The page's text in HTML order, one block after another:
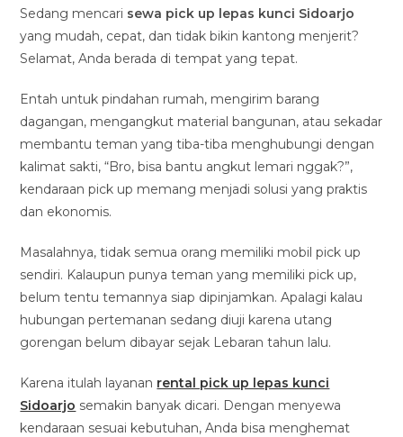
Sedang mencari sewa pick up lepas kunci Sidoarjo
yang mudah, cepat, dan tidak bikin kantong menjerit?
Selamat, Anda berada di tempat yang tepat.
Entah untuk pindahan rumah, mengirim barang
dagangan, mengangkut material bangunan, atau sekadar
membantu teman yang tiba-tiba menghubungi dengan
kalimat sakti, “Bro, bisa bantu angkut lemari nggak?”,
kendaraan pick up memang menjadi solusi yang praktis
dan ekonomis.
Masalahnya, tidak semua orang memiliki mobil pick up
sendiri. Kalaupun punya teman yang memiliki pick up,
belum tentu temannya siap dipinjamkan. Apalagi kalau
hubungan pertemanan sedang diuji karena utang
gorengan belum dibayar sejak Lebaran tahun lalu.
Karena itulah layanan rental pick up lepas kunci
Sidoarjo semakin banyak dicari. Dengan menyewa
kendaraan sesuai kebutuhan, Anda bisa menghemat